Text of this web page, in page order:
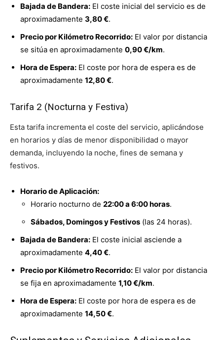
Bajada de Bandera: El coste inicial del servicio es de
aproximadamente 3,80 €.
Precio por Kilómetro Recorrido: El valor por distancia
se sitúa en aproximadamente 0,90 €/km.
Hora de Espera: El coste por hora de espera es de
aproximadamente 12,80 €.
Tarifa 2 (Nocturna y Festiva)
Esta tarifa incrementa el coste del servicio, aplicándose
en horarios y días de menor disponibilidad o mayor
demanda, incluyendo la noche, fines de semana y
festivos.
Horario de Aplicación:
Horario nocturno de 22:00 a 6:00 horas.
Sábados, Domingos y Festivos (las 24 horas).
Bajada de Bandera: El coste inicial asciende a
aproximadamente 4,40 €.
Precio por Kilómetro Recorrido: El valor por distancia
se fija en aproximadamente 1,10 €/km.
Hora de Espera: El coste por hora de espera es de
aproximadamente 14,50 €.